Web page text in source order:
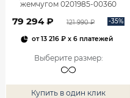
жемчугом 0201985-00360
79 294 ₽ 121 990 ₽ -35%
от13 216 ₽x 6 платежей
Выберите размер:
Купить в один клик